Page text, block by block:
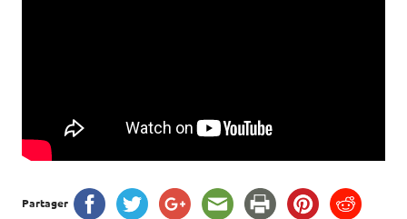
Partager